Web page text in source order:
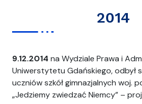
2014
9.12.2014 na Wydziale Prawa i
Uniwerstytetu Gdańskiego, odbył
uczniów szkół gimnazjalnych woj.
„Jedziemy zwiedzać Niemcy” –